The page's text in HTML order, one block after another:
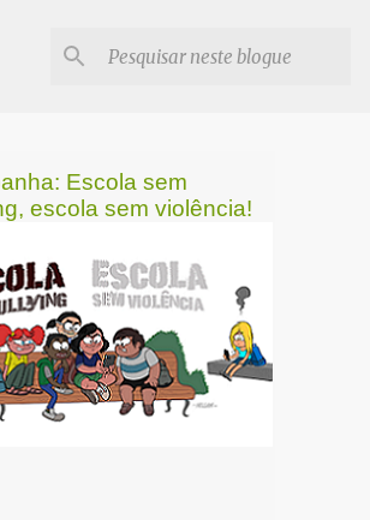
Escola sem
escola sem violência!